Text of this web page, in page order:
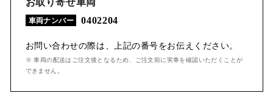
お取り寄せ車両
車両ナンバー 0402204
お問い合わせの際は、上記の番号をお伝えください。
※ 車両の配送はご注文後となるため、ご注文前に実車を確認いただくことが
できません。